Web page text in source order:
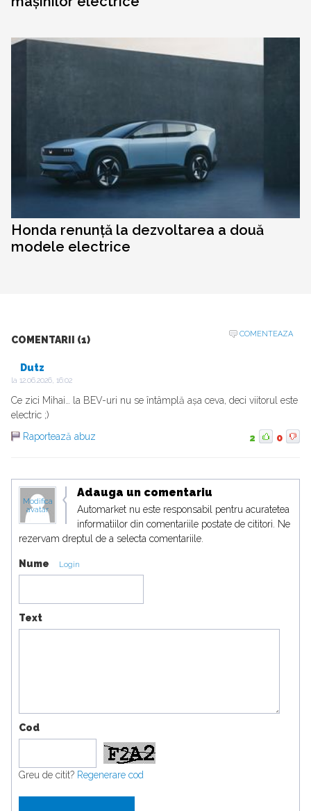
Honda renunță la dezvoltarea a două
modele electrice
COMENTARII (1)
COMENTEAZA
Dutz
la 12.06.2026, 16:02
Ce zici Mihai… la BEV-uri nu se întâmplă așa ceva, deci viitorul este
electric ;)
Raportează abuz
2 0
Modifica
avatar
Adauga un comentariu
Automarket nu este responsabil pentru acuratetea
informatiilor din comentariile postate de cititori. Ne
rezervam dreptul de a selecta comentariile.
Nume Login
Text
Cod
Greu de citit? Regenerare cod